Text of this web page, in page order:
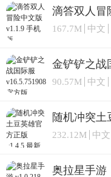
滴答双人冒
167.7M 中文
金铲铲之战
90.57M 中文
随机冲突土
232.12M 中文
奥拉星手游